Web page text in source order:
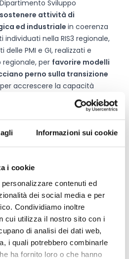
Informazioni sui cookie
i cookie
contenuti ed
dei social media e per
Condividiamo inoltre
cui utilizza il nostro sito con i
di analisi dei dati web,
i quali potrebbero combinarle
ha fornito loro o che hanno
Sviluppo
sostenere attività di
ed industriale in coerenza
nella RIS3 regionale,
PMI e GI, realizzati e
per favorire modelli
perno sulla transizione
accrescere la capacità
e sostenere la diffusione
mediante l’attrazione e/o il
regionale di programmi
strategici, innovativi e con
Europa?